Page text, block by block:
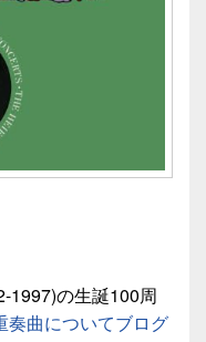
1997)の生誕100周
奏曲についてブログ